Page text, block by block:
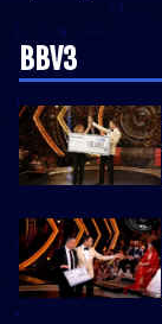
BBV3